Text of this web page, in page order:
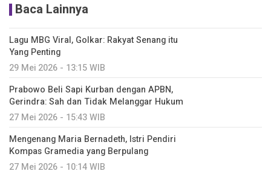
Baca Lainnya
Lagu MBG Viral, Golkar: Rakyat Senang itu
Yang Penting
29 Mei 2026 - 13:15 WIB
Prabowo Beli Sapi Kurban dengan APBN,
Gerindra: Sah dan Tidak Melanggar Hukum
27 Mei 2026 - 15:43 WIB
Mengenang Maria Bernadeth, Istri Pendiri
Kompas Gramedia yang Berpulang
27 Mei 2026 - 10:14 WIB